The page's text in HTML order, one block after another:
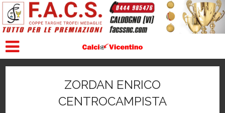
ZORDAN ENRICO
CENTROCAMPISTA